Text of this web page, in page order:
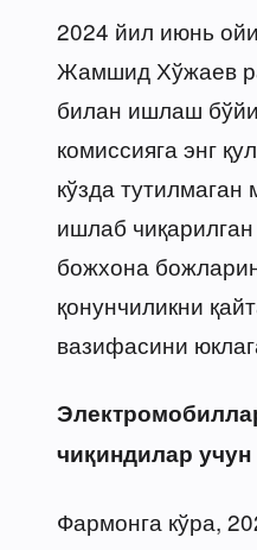
2024 йил июнь
Жамшид Хўжаев
билан ишлаш
комиссияга энг
кўзда
ишлаб
божхона
қонунчиликни
вазифасини
чиқиндилар учун
Фармонга кўра,